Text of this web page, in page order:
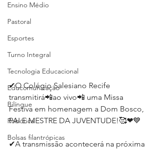
Ensino Médio
Pastoral
Esportes
Turno Integral
Tecnologia Educacional
Educomunicação
Bilíngue
Robótica
Bolsas filantrópicas
✔O Colégio Salesiano Recife
transmitirá📲ao vivo📲 uma Missa
Festiva em homenagem a Dom Bosco,
PAI E MESTRE DA JUVENTUDE!🥰❤💙⁣
✔A transmissão acontecerá na próxima